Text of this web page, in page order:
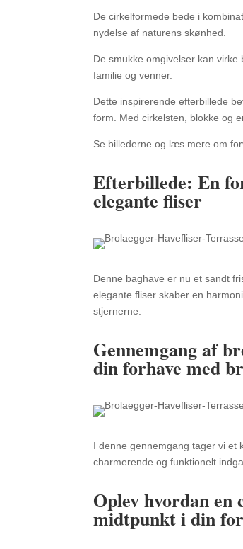
De cirkelformede bede i
nydelse af naturens skønhed.
De smukke omgivelser kan
familie og venner.
Dette inspirerende efterbillede
form. Med cirkelsten, blokke og
Se billederne og læs mere om
Efterbillede: En
elegante fliser
Denne baghave er nu et sandt
elegante fliser skaber en
stjernerne.
Gennemgang af
din forhave med
I denne gennemgang tager vi et
charmerende og funktionelt
Oplev hvordan
midtpunkt i din